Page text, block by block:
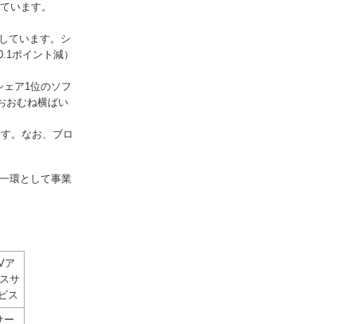
います。
ています。シ
ポイント減）
ア1位のソフ
おむね横ばい
。なお、ブロ
環として事業
ア
サ
ス
ー